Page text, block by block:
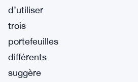
d’utiliser
trois
portefeuilles
différents
suggère